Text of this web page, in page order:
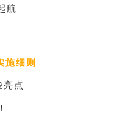
航
施细则
点